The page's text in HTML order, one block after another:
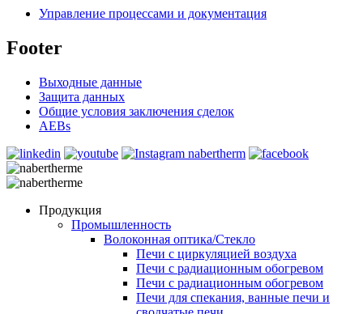
Управление процессами и документация
Footer
Выходные данные
Защита данных
Общие условия заключения сделок
AEBs
Продукция
Промышленность
Волоконная оптика/Cтекло
Печи с циркуляцией воздуха
Печи с радиационным обогревом
Печи с радиационным обогревом
Печи для спекания, ванные печи и